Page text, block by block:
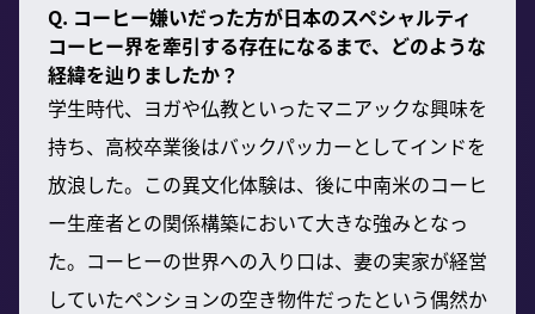
Q. コーヒー嫌いだった方が日本のスペシャルティ
コーヒー界を牽引する存在になるまで、どのような
経緯を辿りましたか？
学生時代、ヨガや仏教といったマニアックな興味を
持ち、高校卒業後はバックパッカーとしてインドを
放浪した。この異文化体験は、後に中南米のコーヒ
ー生産者との関係構築において大きな強みとなっ
た。コーヒーの世界への入り口は、妻の実家が経営
していたペンションの空き物件だったという偶然か